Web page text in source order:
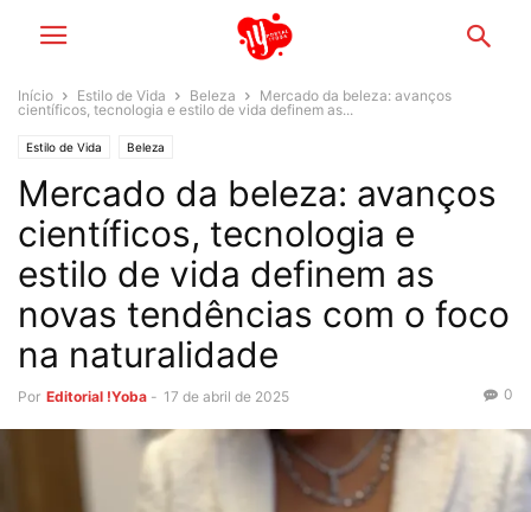
Início Estilo de Vida Beleza
Mercado da beleza: avanços
científicos, tecnologia e estilo de vida definem as...
Estilo de Vida Beleza
Mercado da beleza: avanços
científicos, tecnologia e
estilo de vida definem as
novas tendências com o foco
na naturalidade
Por Editorial !Yoba - 17 de abril de 2025 0